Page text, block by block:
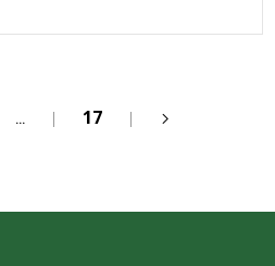
… 17